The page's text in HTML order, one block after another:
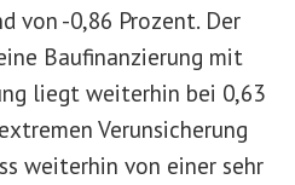
von -0,86 Prozent. Der
Baufinanzierung mit
liegt weiterhin bei 0,63
Verunsicherung
weiterhin von einer sehr